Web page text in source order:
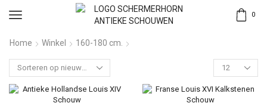
0
Home Winkel 160-180 cm.